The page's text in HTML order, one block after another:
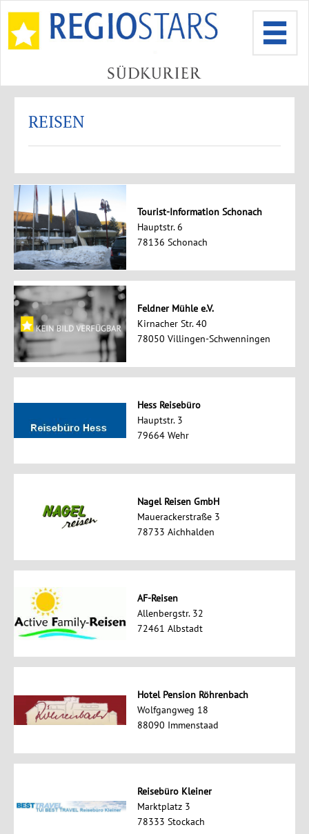
REISEN
Tourist-Information Schonach
Hauptstr. 6
78136 Schonach
Feldner Mühle e.V.
Kirnacher Str. 40
78050 Villingen-Schwenningen
Hess Reisebüro
Hauptstr. 3
79664 Wehr
Nagel Reisen GmbH
Mauerackerstraße 3
78733 Aichhalden
AF-Reisen
Allenbergstr. 32
72461 Albstadt
Hotel Pension Röhrenbach
Wolfgangweg 18
88090 Immenstaad
Reisebüro Kleiner
Marktplatz 3
78333 Stockach